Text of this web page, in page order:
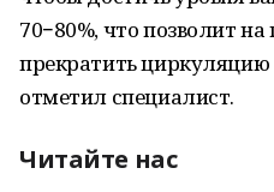
70−80%, что позволит
прекратить
отметил специалист.
Читайте нас